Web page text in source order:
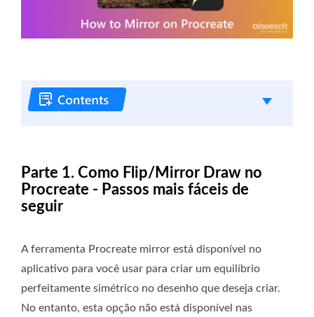
Parte 1. Como Flip/Mirror Draw no
Procreate - Passos mais fáceis de
seguir
A ferramenta Procreate mirror está disponível no
aplicativo para você usar para criar um equilíbrio
perfeitamente simétrico no desenho que deseja criar.
No entanto, esta opção não está disponível nas